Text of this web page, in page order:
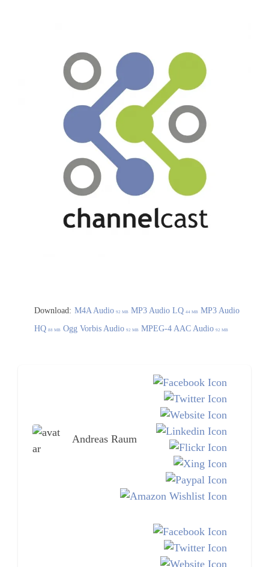
Download: M4A Audio 92 MB MP3 Audio LQ 44 MB MP3 Audio
HQ 88 MB Ogg Vorbis Audio 92 MB MPEG-4 AAC Audio 92 MB
Andreas Raum